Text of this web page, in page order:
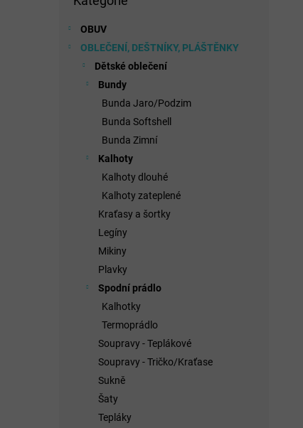
OBUV
OBLEČENÍ, DEŠTNÍKY, PLÁŠTĚNKY
Dětské oblečení
Bundy
Bunda Jaro/Podzim
Bunda Softshell
Bunda Zimní
Kalhoty
Kalhoty dlouhé
Kalhoty zateplené
Kraťasy a šortky
Legíny
Mikiny
Plavky
Spodní prádlo
Kalhotky
Termoprádlo
Soupravy - Teplákové
Soupravy - Tričko/Kraťase
Sukně
Šaty
Tepláky